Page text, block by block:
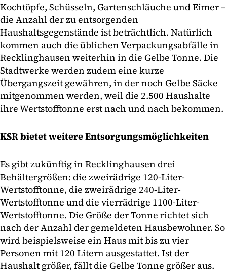
Kochtöpfe, Schüsseln, Gartenschläuche und Eimer –
die Anzahl der zu entsorgenden
Haushaltsgegenstände ist beträchtlich. Natürlich
kommen auch die üblichen Verpackungsabfälle in
Recklinghausen weiterhin in die Gelbe Tonne. Die
Stadtwerke werden zudem eine kurze
Übergangszeit gewähren, in der noch Gelbe Säcke
mitgenommen werden, weil die 2.500 Haushalte
ihre Wertstofftonne erst nach und nach bekommen.
KSR bietet weitere Entsorgungsmöglichkeiten
Es gibt zukünftig in Recklinghausen drei
Behältergrößen: die zweirädrige 120-Liter-
Wertstofftonne, die zweirädrige 240-Liter-
Wertstofftonne und die vierrädrige 1100-Liter-
Wertstofftonne. Die Größe der Tonne richtet sich
nach der Anzahl der gemeldeten Hausbewohner. So
wird beispielsweise ein Haus mit bis zu vier
Personen mit 120 Litern ausgestattet. Ist der
Haushalt größer, fällt die Gelbe Tonne größer aus.